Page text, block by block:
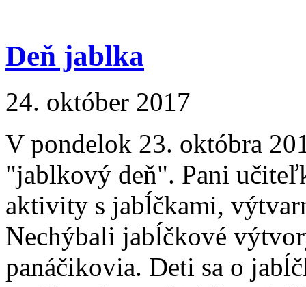
Deň jablka
24. október 2017
V pondelok 23. októbra
"jablkový deň". Pani
aktivity s jabĺčkami,
Nechýbali jabĺčkové
panáčikovia. Deti sa o